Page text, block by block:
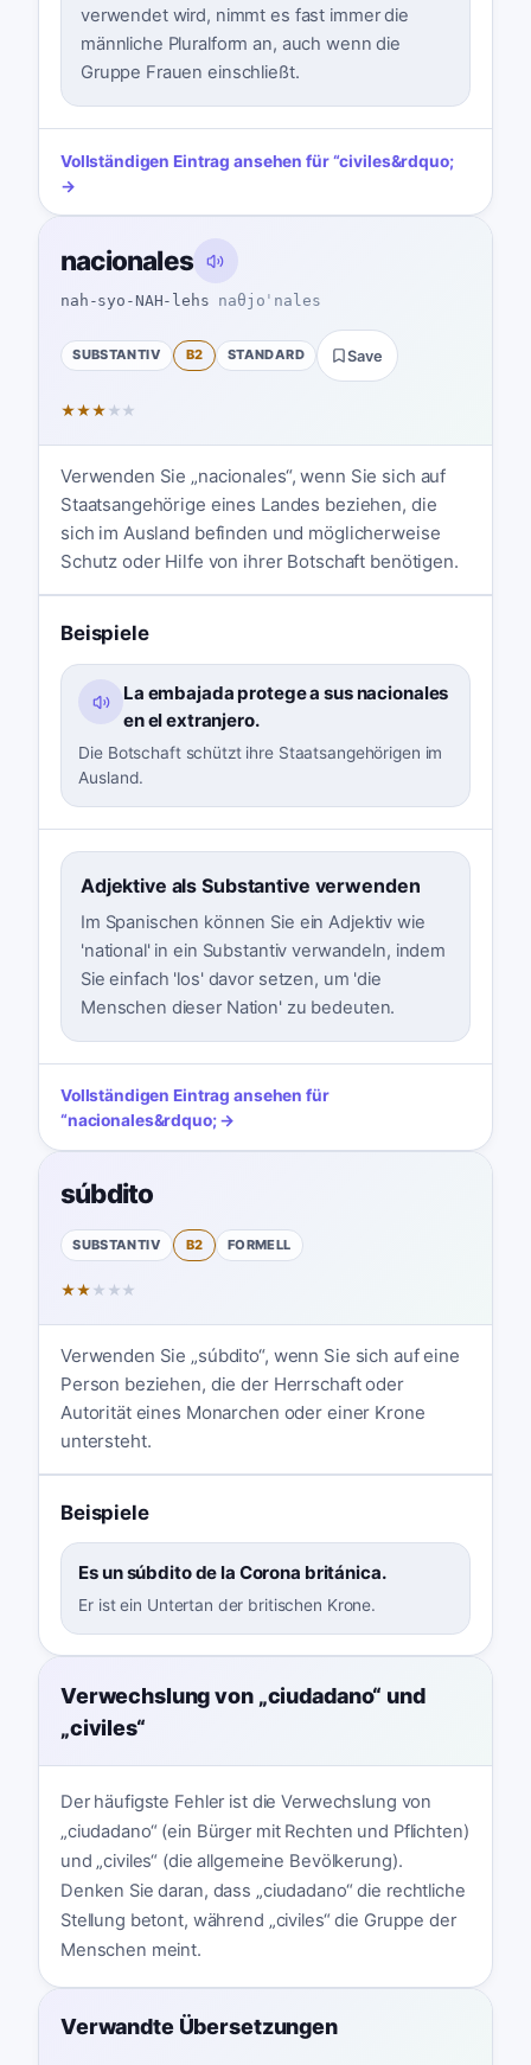
verwendet wird, nimmt es fast immer die
männliche Pluralform an, auch wenn die
Gruppe Frauen einschließt.
Vollständigen Eintrag ansehen für“civiles&rdquo;
→
nacionales
nah-syo-NAH-lehs naθjoˈnales
SUBSTANTIV B2 STANDARD Save
★★★ ★ ★
Verwenden Sie „nacionales“, wenn Sie sich auf
Staatsangehörige eines Landes beziehen, die
sich im Ausland befinden und möglicherweise
Schutz oder Hilfe von ihrer Botschaft benötigen.
Beispiele
La embajada protege a sus nacionales
en el extranjero.
Die Botschaft schützt ihre Staatsangehörigen im
Ausland.
Adjektive als Substantive verwenden
Im Spanischen können Sie ein Adjektiv wie
'national' in ein Substantiv verwandeln, indem
Sie einfach 'los' davor setzen, um 'die
Menschen dieser Nation' zu bedeuten.
Vollständigen Eintrag ansehen für
“nacionales&rdquo; →
súbdito
SUBSTANTIV B2 FORMELL
★★ ★ ★ ★
Verwenden Sie „súbdito“, wenn Sie sich auf eine
Person beziehen, die der Herrschaft oder
Autorität eines Monarchen oder einer Krone
untersteht.
Beispiele
Es un súbdito de la Corona británica.
Er ist ein Untertan der britischen Krone.
Verwechslung von „ciudadano“ und
„civiles“
Der häufigste Fehler ist die Verwechslung von
„ciudadano“ (ein Bürger mit Rechten und Pflichten)
und „civiles“ (die allgemeine Bevölkerung).
Denken Sie daran, dass „ciudadano“ die rechtliche
Stellung betont, während „civiles“ die Gruppe der
Menschen meint.
Verwandte Übersetzungen